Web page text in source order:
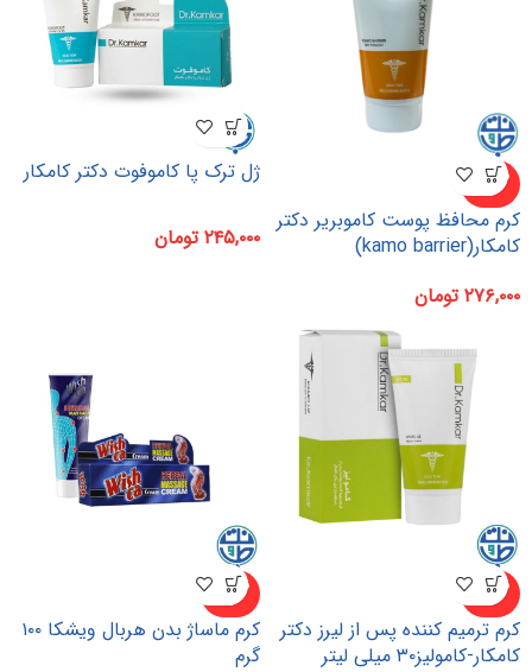
ناموجو
د
کرم محافظ پوست کاموبریر دکتر
کامکار(kamo barrier)
۲۷۶,۰۰۰ تومان
ژل ترک پا کاموفوت دکتر کامکار
۲۴۵,۰۰۰ تومان
ناموجو
د
کرم ترمیم کننده پس از لیرز دکتر
کامکار-کامولیز۳۰ میلی لیتر
ناموجو
د
کرم ماساژ بدن هربال ویشکا ۱۰۰
گرم